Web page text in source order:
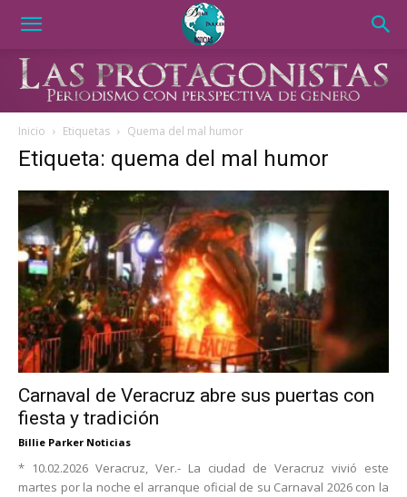
Inicio Etiquetas Quema del mal humor
Etiqueta: quema del mal humor
Carnaval de Veracruz abre sus puertas con
fiesta y tradición
Billie Parker Noticias
* 10.02.2026 Veracruz, Ver.- La ciudad de Veracruz vivió este
martes por la noche el arranque oficial de su Carnaval 2026 con la